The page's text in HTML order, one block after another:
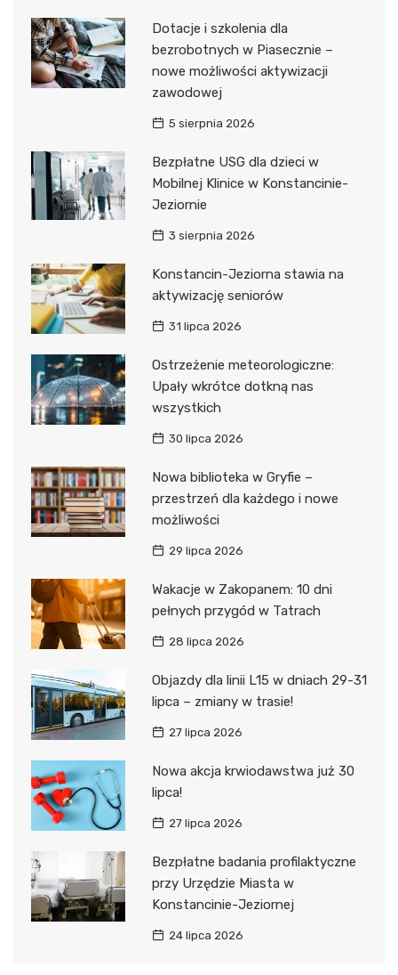
Dotacje i szkolenia dla
bezrobotnych w Piasecznie –
nowe możliwości aktywizacji
zawodowej
5 sierpnia 2026
Bezpłatne USG dla dzieci w
Mobilnej Klinice w Konstancinie-
Jeziornie
3 sierpnia 2026
Konstancin-Jeziorna stawia na
aktywizację seniorów
31 lipca 2026
Ostrzeżenie meteorologiczne:
Upały wkrótce dotkną nas
wszystkich
30 lipca 2026
Nowa biblioteka w Gryfie –
przestrzeń dla każdego i nowe
możliwości
29 lipca 2026
Wakacje w Zakopanem: 10 dni
pełnych przygód w Tatrach
28 lipca 2026
Objazdy dla linii L15 w dniach 29-31
lipca – zmiany w trasie!
27 lipca 2026
Nowa akcja krwiodawstwa już 30
lipca!
27 lipca 2026
Bezpłatne badania profilaktyczne
przy Urzędzie Miasta w
Konstancinie-Jeziornej
24 lipca 2026